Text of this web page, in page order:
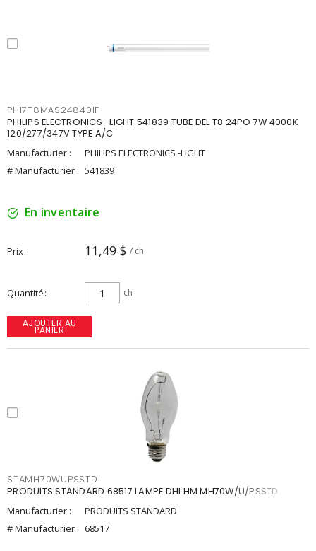
PHI7T8MAS24840IF
PHILIPS ELECTRONICS -LIGHT 541839 TUBE DEL T8 24PO 7W 4000K
120/277/347V TYPE A/C
Manufacturier :
PHILIPS ELECTRONICS -LIGHT
# Manufacturier : 541839
En inventaire
Prix 11,49 $ / ch
Quantité ch
AJOUTER AU
PANIER
STAMH70WUPSSTD
PRODUITS STANDARD 68517 LAMPE DHI HM MH70W/U/PSSTD
Manufacturier :
PRODUITS STANDARD
# Manufacturier : 68517